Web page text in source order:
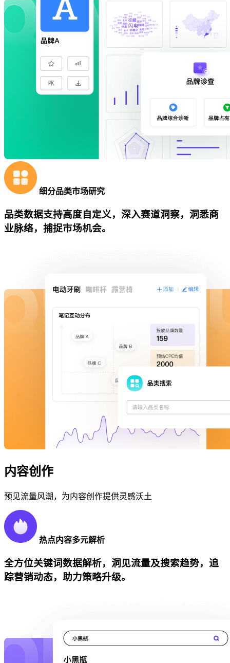
细分品类市场研究
品类数据支持高度自定义，深入赛道洞察，洞悉商
业脉络，捕捉市场机会。
内容创作
预见流量风潮，为内容创作提供灵感沃土
热点内容多元解析
全方位关键词数据解析，洞见流量及搜索趋势，追
踪营销动态，助力策略升级。